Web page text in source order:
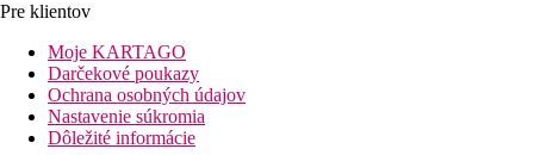
Pre klientov
Moje KARTAGO
Darčekové poukazy
Ochrana osobných údajov
Nastavenie súkromia
Dôležité informácie